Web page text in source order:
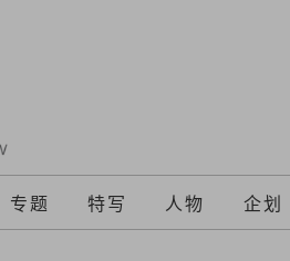
专题 特写 人物 企划